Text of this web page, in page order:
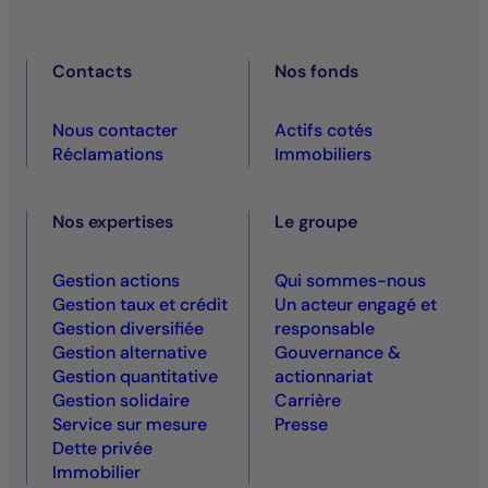
Contacts
Nous contacter
Réclamations
Nos fonds
Actifs cotés
Immobiliers
Nos expertises
Gestion actions
Gestion taux et crédit
Gestion diversifiée
Gestion alternative
Gestion quantitative
Gestion solidaire
Service sur mesure
Dette privée
Immobilier
Le groupe
Qui sommes-nous
Un acteur engagé et
responsable
Gouvernance &
actionnariat
Carrière
Presse